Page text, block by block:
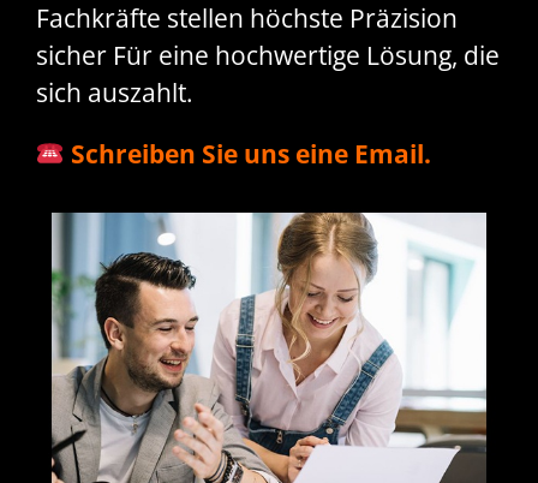
Fachkräfte stellen höchste Präzision
sicher Für eine hochwertige Lösung, die
sich auszahlt.
Schreiben Sie uns eine Email.